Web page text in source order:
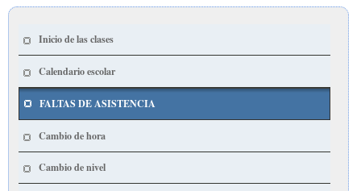
Inicio de las clases
Calendario escolar
FALTAS DE ASISTENCIA
Cambio de hora
Cambio de nivel